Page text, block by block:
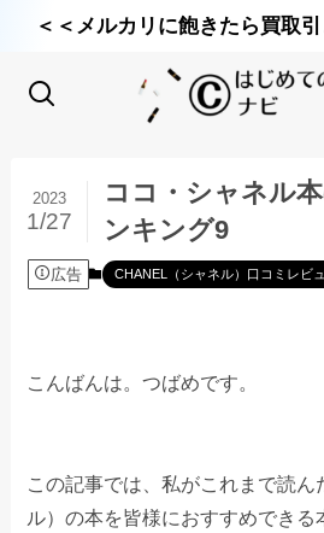
＜＜メルカリに飽きたら買取
ココ・シャネル
ンキング9
2023
1/27
広告 CHANEL（シャネル）口コミレビ
こんばんは。つばめです。
この記事では、私がこれまで読
ル）の本を皆様におすすめできる